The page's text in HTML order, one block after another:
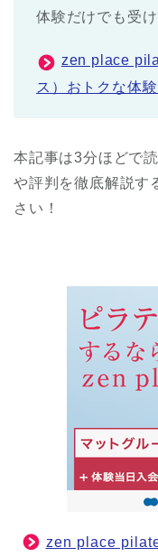
体験だけでも受
zen place
ス）おトクな体
本記事は3分ほどで
や評判を徹底解説す
さい！
zen place